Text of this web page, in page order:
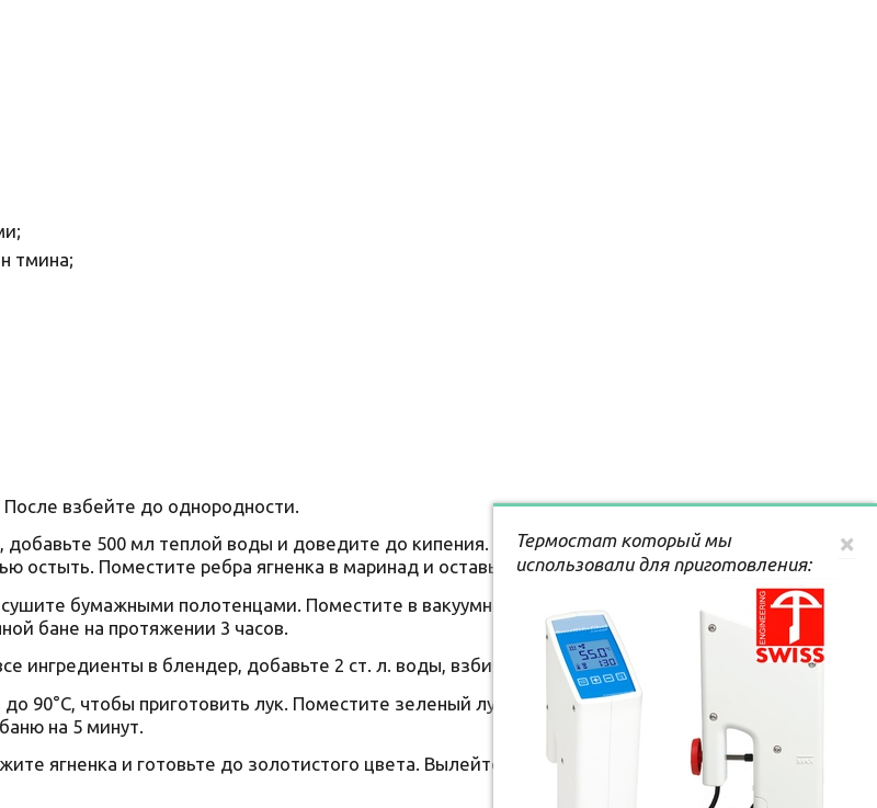
тмина;
взбейте до однородности.
500 мл теплой воды и доведите до кипения. Кипятите 2 минуты, снимите с
остыть. Поместите ребра ягненка в маринад и оставьте в холодильнике на 2 часа.
бумажными полотенцами. Поместите в вакуумные пакеты, добавьте масло,
бане на протяжении 3 часов.
ингредиенты в блендер, добавьте 2 ст. л. воды, взбивайте до образования пасты.
90°C, чтобы приготовить лук. Поместите зеленый лук, тимьян и оливковое масло в
на 5 минут.
ягненка и готовьте до золотистого цвета. Вылейте в сковородку соки из
×
Термостат который мы
использовали для приготовления: